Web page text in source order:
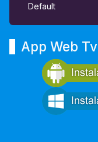
Default
App Web Tv